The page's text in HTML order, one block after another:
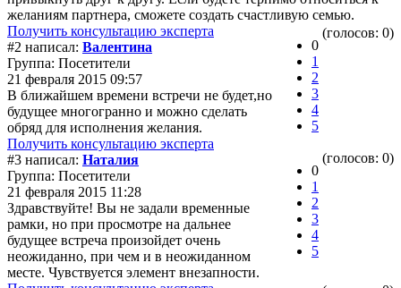
желаниям партнера, сможете создать счастливую семью.
Получить консультацию эксперта
0
1
2
3
4
5
(голосов: 0)
#2 написал: Валентина
Группа: Посетители
21 февраля 2015 09:57
В ближайшем времени встречи не будет,но
будущее многогранно и можно сделать
обряд для исполнения желания.
Получить консультацию эксперта
0
1
2
3
4
5
(голосов: 0)
#3 написал: Наталия
Группа: Посетители
21 февраля 2015 11:28
Здравствуйте! Вы не задали временные
рамки, но при просмотре на дальнее
будущее встреча произойдет очень
неожиданно, при чем и в неожиданном
месте. Чувствуется элемент внезапности.